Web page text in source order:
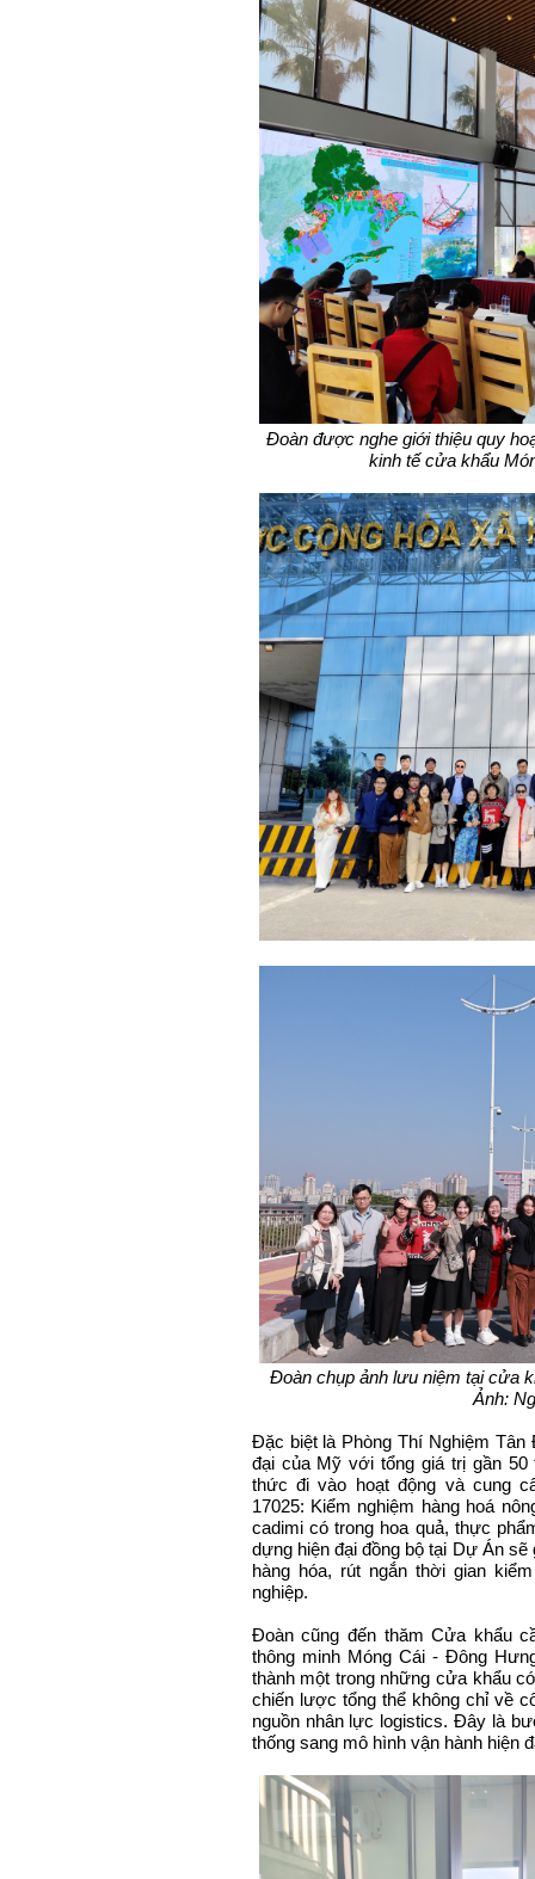
Đoàn được nghe giới thiệu quy
kinh tế cửa khẩu
Đoàn chụp ảnh lưu niệm tại cửa
Ảnh:
Đặc biệt là Phòng Thí Nghiệm
đại của Mỹ với tổng giá trị gần
thức đi vào hoạt động và cung
17025: Kiểm nghiệm hàng hoá
cadimi có trong hoa quả, thực
dựng hiện đại đồng bộ tại Dự Án
hàng hóa, rút ngắn thời gian
nghiệp.
Đoàn cũng đến thăm Cửa khẩu
thông minh Móng Cái - Đông
thành một trong những cửa khẩu
chiến lược tổng thể không chỉ về
nguồn nhân lực logistics. Đây là
thống sang mô hình vận hành hiện